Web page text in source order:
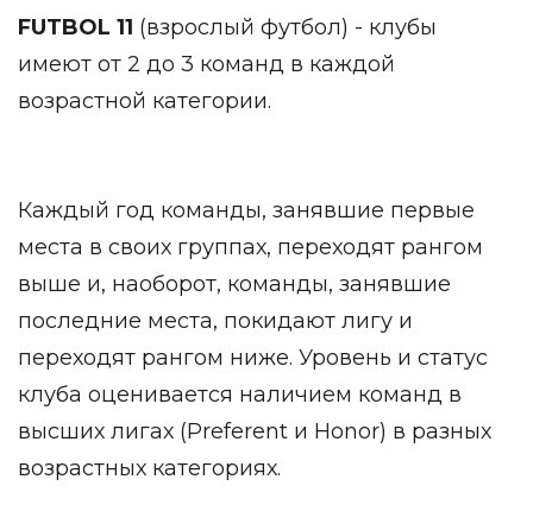
FUTBOL 11 (взрослый футбол) - клубы
имеют от 2 до 3 команд в каждой
возрастной категории.
Каждый год команды, занявшие первые
места в своих группах, переходят рангом
выше и, наоборот, команды, занявшие
последние места, покидают лигу и
переходят рангом ниже. Уровень и статус
клуба оценивается наличием команд в
высших лигах (Preferent и Honor) в разных
возрастных категориях.